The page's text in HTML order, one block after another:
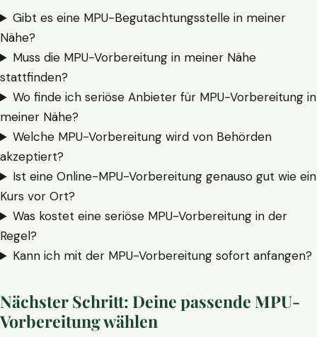
Gibt es eine MPU-Begutachtungsstelle in meiner
Nähe?
Muss die MPU-Vorbereitung in meiner Nähe
stattfinden?
Wo finde ich seriöse Anbieter für MPU-Vorbereitung in
meiner Nähe?
Welche MPU-Vorbereitung wird von Behörden
akzeptiert?
Ist eine Online-MPU-Vorbereitung genauso gut wie ein
Kurs vor Ort?
Was kostet eine seriöse MPU-Vorbereitung in der
Regel?
Kann ich mit der MPU-Vorbereitung sofort anfangen?
Nächster Schritt: Deine passende MPU-
Vorbereitung wählen